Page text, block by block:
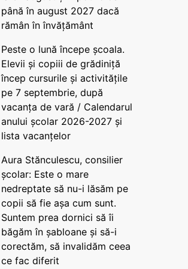
până în august 2027 dacă
rămân în învățământ
Peste o lună începe școala.
Elevii și copiii de grădiniță
încep cursurile și activitățile
pe 7 septembrie, după
vacanța de vară / Calendarul
anului școlar 2026-2027 și
lista vacanțelor
Aura Stănculescu, consilier
școlar: Este o mare
nedreptate să nu-i lăsăm pe
copii să fie așa cum sunt.
Suntem prea dornici să îi
băgăm în șabloane și să-i
corectăm, să invalidăm ceea
ce fac diferit